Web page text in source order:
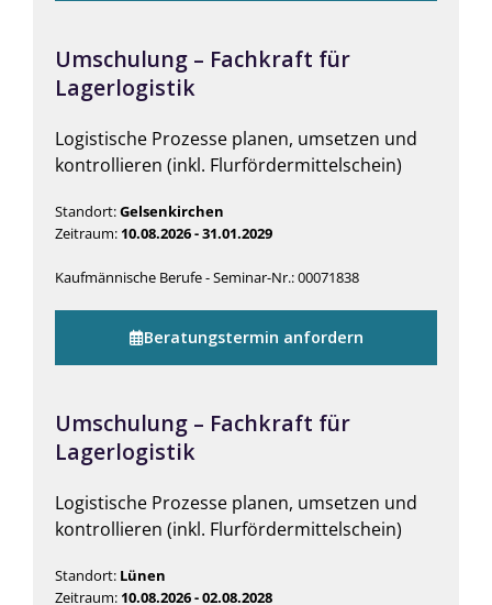
Umschulung – Fachkraft für
Lagerlogistik
Logistische Prozesse planen, umsetzen und
kontrollieren (inkl. Flurfördermittelschein)
Standort:Gelsenkirchen
Zeitraum: 10.08.2026 - 31.01.2029
Kaufmännische Berufe - Seminar-Nr.: 00071838
Beratungstermin anfordern
Umschulung – Fachkraft für
Lagerlogistik
Logistische Prozesse planen, umsetzen und
kontrollieren (inkl. Flurfördermittelschein)
Standort: Lünen
Zeitraum: 10.08.2026 - 02.08.2028